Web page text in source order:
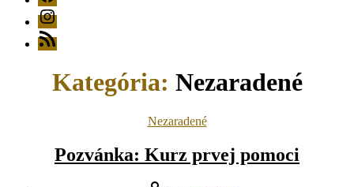
Instagram
RSS
Kategória: Nezaradené
Kategórie
Nezaradené
Pozvánka: Kurz prvej pomoci